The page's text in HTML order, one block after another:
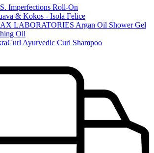
Imperfections Roll-On
& Kokos - Isola Felice
LABORATORIES Argan Oil Shower Gel
Oil
Ayurvedic Curl Shampoo